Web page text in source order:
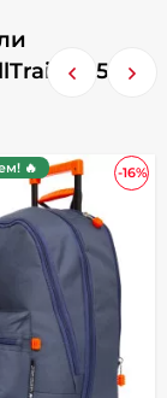
X, 15L,
-16%
🔥